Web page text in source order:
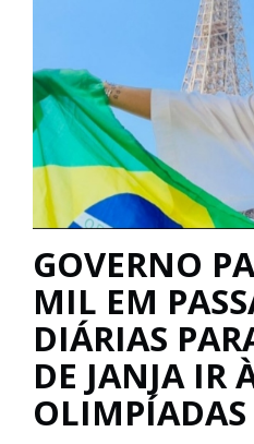
GOVERNO
MIL EM
DIÁRIAS
DE JANJA IR
OLIMPÍADAS